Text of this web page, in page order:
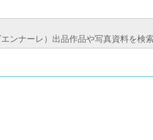
ンナーレ）出品作品や写真資料を検